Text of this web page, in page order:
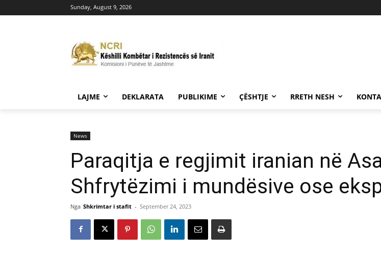
Sunday, August 9, 2026
LAJME DEKLARATA PUBLIKIME ÇËSHTJE RRETH NESH
News
Paraqitja e regjimit iranian në
Shfrytëzimi i mundësive ose
Nga Shkrimtar i stafit - September 24, 2023